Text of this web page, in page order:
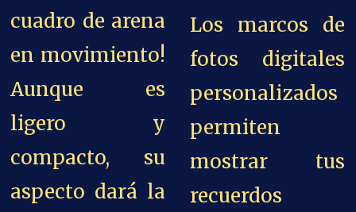
cuadro de arena
en movimiento!
Aunque es
ligero y
compacto, su
aspecto dará la
Los marcos de
fotos digitales
personalizados
permiten
mostrar tus
recuerdos